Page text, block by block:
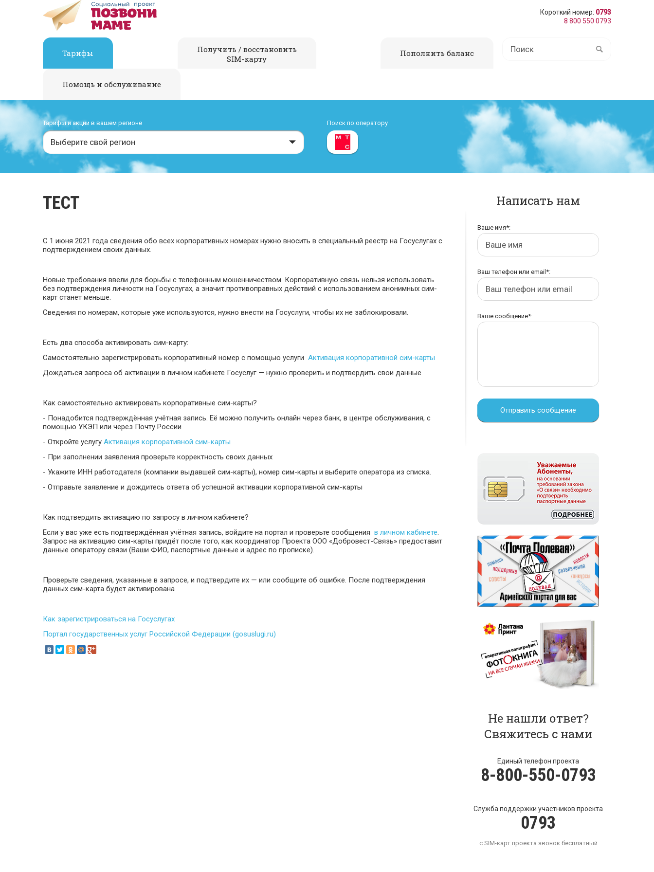
Короткий номер: 0793
8 800 550 0793
Тарифы
Получить / восстановить
SIM-карту
Пополнить баланс
Помощь и обслуживание
Тарифы и акции в вашем регионе
Выберите свой регион
Поиск по оператору
ТЕСТ
С 1 июня 2021 года сведения обо всех корпоративных номерах нужно вносить в специальный реестр на Госуслугах с
подтверждением своих данных.
Новые требования ввели для борьбы с телефонным мошенничеством. Корпоративную связь нельзя использовать
без подтверждения личности на Госуслугах, а значит противоправных действий с использованием анонимных сим-
карт станет меньше.
Сведения по номерам, которые уже используются, нужно внести на Госуслуги, чтобы их не заблокировали.
Есть два способа активировать сим-карту:
Самостоятельно зарегистрировать корпоративный номер с помощью услуги Активация корпоративной сим-карты
Дождаться запроса об активации в личном кабинете Госуслуг — нужно проверить и подтвердить свои данные
Как самостоятельно активировать корпоративные сим-карты?
- Понадобится подтверждённая учётная запись. Её можно получить онлайн через банк, в центре обслуживания, с
помощью УКЭП или через Почту России
- Откройте услугу Активация корпоративной сим-карты
- При заполнении заявления проверьте корректность своих данных
- Укажите ИНН работодателя (компании выдавшей сим-карты), номер сим-карты и выберите оператора из списка.
- Отправьте заявление и дождитесь ответа об успешной активации корпоративной сим-карты
Как подтвердить активацию по запросу в личном кабинете?
Если у вас уже есть подтверждённая учётная запись, войдите на портал и проверьте сообщения в личном кабинете.
Запрос на активацию сим-карты придёт после того, как координатор Проекта ООО «Добровест-Связь» предоставит
данные оператору связи (Ваши ФИО, паспортные данные и адрес по прописке).
Проверьте сведения, указанные в запросе, и подтвердите их — или сообщите об ошибке. После подтверждения
данных сим-карта будет активирована
Как зарегистрироваться на Госуслугах
Портал государственных услуг Российской Федерации (gosuslugi.ru)
Написать нам
Ваше имя*:
Ваш телефон или email*:
Ваше сообщение*:
Отправить сообщение
Не нашли ответ?
Свяжитесь с нами
Единый телефон проекта
8-800-550-0793
Служба поддержки участников проекта
0793
с SIM-карт проекта звонок бесплатный